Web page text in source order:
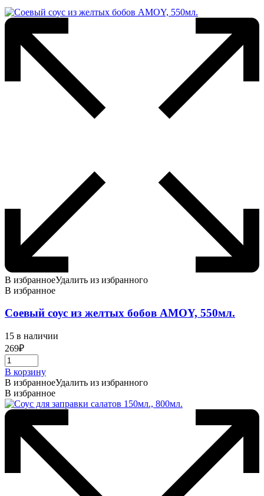
В избранноеУдалить из избранного
В избранное
Соевый соус из желтых бобов AMOY, 550мл.
15 в наличии
269₽
В корзину
В избранноеУдалить из избранного
В избранное